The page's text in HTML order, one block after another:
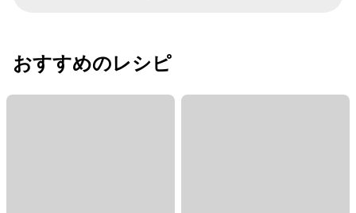
おすすめのレシピ